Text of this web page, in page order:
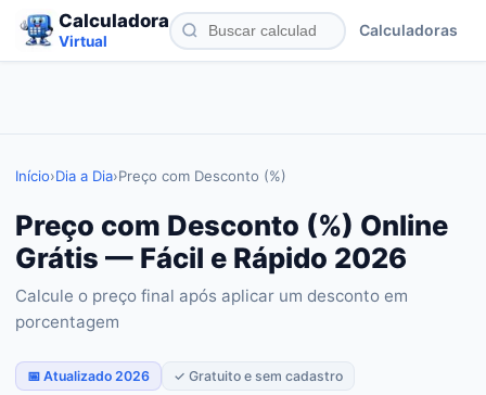
Calculadora
Virtual
Calculadoras
Início›Dia a Dia›Preço com Desconto (%)
Preço com Desconto (%) Online
Grátis — Fácil e Rápido 2026
Calcule o preço final após aplicar um desconto em
porcentagem
📅 Atualizado 2026 ✓ Gratuito e sem cadastro